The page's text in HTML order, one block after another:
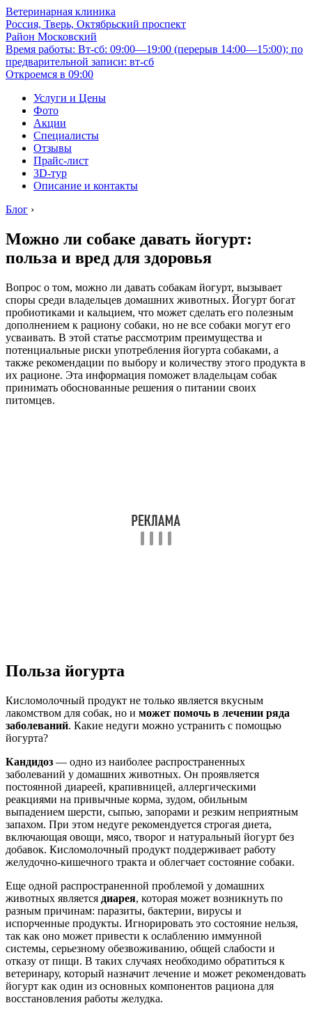
Ветеринарная клиника
Россия, Тверь, Октябрьский проспект
Район Московский
Время работы: Вт-сб: 09:00—19:00 (перерыв 14:00—15:00); по
предварительной записи: вт-сб
Откроемся в 09:00
Услуги и Цены
Фото
Акции
Специалисты
Отзывы
Прайс-лист
3D-тур
Описание и контакты
Блог ›
Можно ли собаке давать йогурт:
польза и вред для здоровья
Вопрос о том, можно ли давать собакам йогурт, вызывает
споры среди владельцев домашних животных. Йогурт богат
пробиотиками и кальцием, что может сделать его полезным
дополнением к рациону собаки, но не все собаки могут его
усваивать. В этой статье рассмотрим преимущества и
потенциальные риски употребления йогурта собаками, а
также рекомендации по выбору и количеству этого продукта в
их рационе. Эта информация поможет владельцам собак
принимать обоснованные решения о питании своих
питомцев.
Польза йогурта
Кисломолочный продукт не только является вкусным
лакомством для собак, но и может помочь в лечении ряда
заболеваний. Какие недуги можно устранить с помощью
йогурта?
Кандидоз — одно из наиболее распространенных
заболеваний у домашних животных. Он проявляется
постоянной диареей, крапивницей, аллергическими
реакциями на привычные корма, зудом, обильным
выпадением шерсти, сыпью, запорами и резким неприятным
запахом. При этом недуге рекомендуется строгая диета,
включающая овощи, мясо, творог и натуральный йогурт без
добавок. Кисломолочный продукт поддерживает работу
желудочно-кишечного тракта и облегчает состояние собаки.
Еще одной распространенной проблемой у домашних
животных является диарея, которая может возникнуть по
разным причинам: паразиты, бактерии, вирусы и
испорченные продукты. Игнорировать это состояние нельзя,
так как оно может привести к ослаблению иммунной
системы, серьезному обезвоживанию, общей слабости и
отказу от пищи. В таких случаях необходимо обратиться к
ветеринару, который назначит лечение и может рекомендовать
йогурт как один из основных компонентов рациона для
восстановления работы желудка.